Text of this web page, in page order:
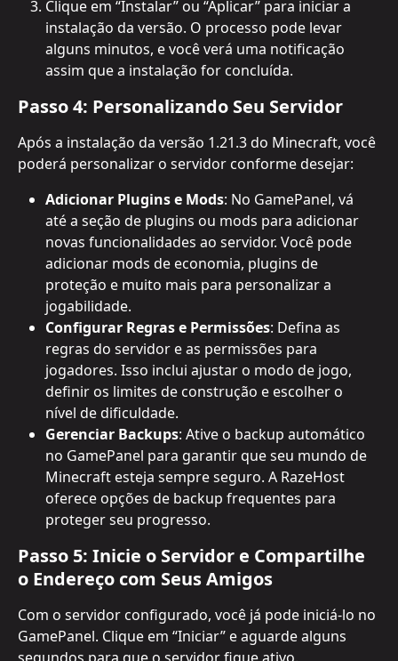
Clique em “Instalar” ou “Aplicar” para iniciar a
instalação da versão. O processo pode levar
alguns minutos, e você verá uma notificação
assim que a instalação for concluída.
Passo 4: Personalizando Seu Servidor
Após a instalação da versão 1.21.3 do Minecraft, você
poderá personalizar o servidor conforme desejar:
Adicionar Plugins e Mods: No GamePanel, vá
até a seção de plugins ou mods para adicionar
novas funcionalidades ao servidor. Você pode
adicionar mods de economia, plugins de
proteção e muito mais para personalizar a
jogabilidade.
Configurar Regras e Permissões: Defina as
regras do servidor e as permissões para
jogadores. Isso inclui ajustar o modo de jogo,
definir os limites de construção e escolher o
nível de dificuldade.
Gerenciar Backups: Ative o backup automático
no GamePanel para garantir que seu mundo de
Minecraft esteja sempre seguro. A RazeHost
oferece opções de backup frequentes para
proteger seu progresso.
Passo 5: Inicie o Servidor e Compartilhe
o Endereço com Seus Amigos
Com o servidor configurado, você já pode iniciá-lo no
GamePanel. Clique em “Iniciar” e aguarde alguns